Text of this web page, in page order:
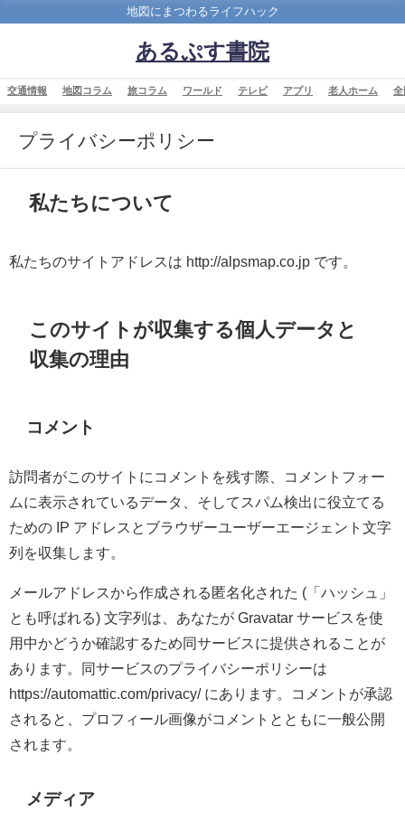
地図にまつわるライフハック
あるぷす書院
交通情報 地図コラム 旅コラム ワールド テレビ アプリ 老人ホーム 全
プライバシーポリシー
私たちについて
私たちのサイトアドレスは http://alpsmap.co.jp です。
このサイトが収集する個人データと
収集の理由
コメント
訪問者がこのサイトにコメントを残す際、コメントフォー
ムに表示されているデータ、そしてスパム検出に役立てる
ための IP アドレスとブラウザーユーザーエージェント文字
列を収集します。
メールアドレスから作成される匿名化された (「ハッシュ」
とも呼ばれる) 文字列は、あなたが Gravatar サービスを使
用中かどうか確認するため同サービスに提供されることが
あります。同サービスのプライバシーポリシーは
https://automattic.com/privacy/ にあります。コメントが承認
されると、プロフィール画像がコメントとともに一般公開
されます。
メディア